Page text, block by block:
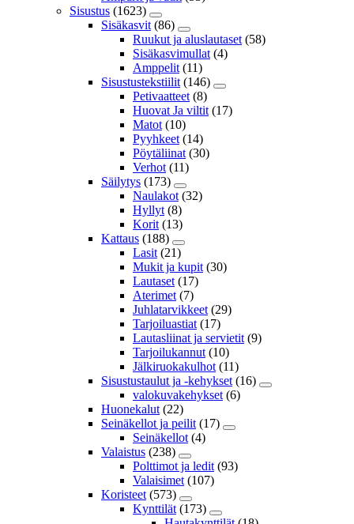
Sisustus (1623)
Sisäkasvit (86)
Ruukut ja aluslautaset (58)
Sisäkasvimullat (4)
Amppelit (11)
Sisustustekstiilit (146)
Petivaatteet (8)
Huovat Ja viltit (17)
Matot (10)
Pyyhkeet (14)
Pöytäliinat (30)
Verhot (11)
Säilytys (173)
Naulakot (32)
Hyllyt (8)
Korit (13)
Kattaus (188)
Lasit (21)
Mukit ja kupit (30)
Lautaset (17)
Aterimet (7)
Juhlatarvikkeet (29)
Tarjoiluastiat (17)
Lautasliinat ja servietit (9)
Tarjoilukannut (10)
Jälkiruokakulhot (11)
Sisustustaulut ja -kehykset (16)
valokuvakehykset (6)
Huonekalut (22)
Seinäkellot ja peilit (17)
Seinäkellot (4)
Valaistus (238)
Polttimot ja ledit (93)
Valaisimet (107)
Koristeet (573)
Kynttilät (173)